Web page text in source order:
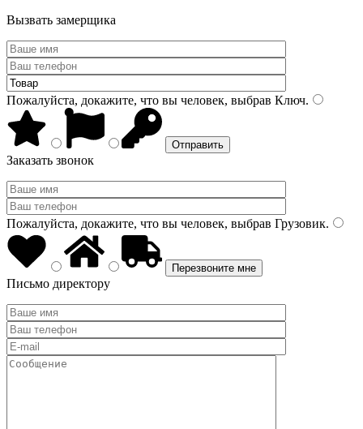
Вызвать замерщика
Пожалуйста, докажите, что вы человек, выбрав Ключ.
Заказать звонок
Пожалуйста, докажите, что вы человек, выбрав Грузовик.
Письмо директору